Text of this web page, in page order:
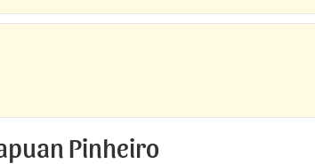
Pinheiro